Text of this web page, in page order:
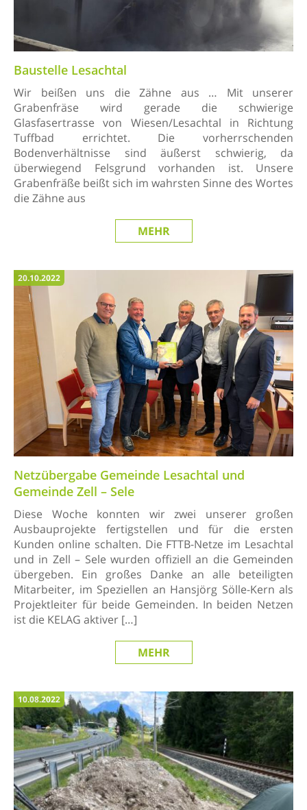
Baustelle Lesachtal
Wir beißen uns die Zähne aus … Mit unserer
Grabenfräse wird gerade die schwierige
Glasfasertrasse von Wiesen/Lesachtal in Richtung
Tuffbad errichtet. Die vorherrschenden
Bodenverhältnisse sind äußerst schwierig, da
überwiegend Felsgrund vorhanden ist. Unsere
Grabenfräße beißt sich im wahrsten Sinne des Wortes
die Zähne aus
MEHR
Netzübergabe Gemeinde Lesachtal und
Gemeinde Zell – Sele
20.10.2022
Diese Woche konnten wir zwei unserer großen
Ausbauprojekte fertigstellen und für die ersten
Kunden online schalten. Die FTTB-Netze im Lesachtal
und in Zell – Sele wurden offiziell an die Gemeinden
übergeben. Ein großes Danke an alle beteiligten
Mitarbeiter, im Speziellen an Hansjörg Sölle-Kern als
Projektleiter für beide Gemeinden. In beiden Netzen
ist die KELAG aktiver […]
MEHR
10.08.2022